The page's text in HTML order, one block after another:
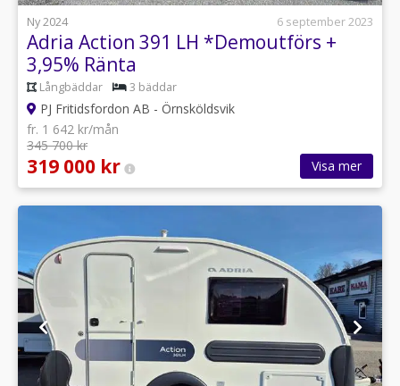
Ny 2024
6 september 2023
Adria Action 391 LH *Demoutförs +
3,95% Ränta
Långbäddar 3 bäddar
PJ Fritidsfordon AB - Örnsköldsvik
fr. 1 642 kr/mån
345 700 kr
319 000 kr Visa mer